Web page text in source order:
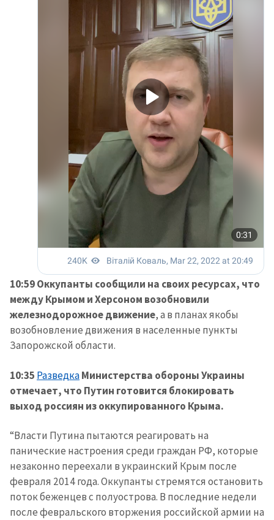
10:59 Оккупанты сообщили на своих ресурсах, что
между Крымом и Херсоном возобновили
железнодорожное движение, а в планах якобы
возобновление движения в населенные пункты
Запорожской области.
10:35 РазведкаМинистерства обороны Украины
отмечает, что Путин готовится блокировать
выход россиян из оккупированного Крыма.
“Власти Путина пытаются реагировать на
панические настроения среди граждан РФ, которые
незаконно переехали в украинский Крым после
февраля 2014 года. Оккупанты стремятся остановить
поток беженцев с полуострова. В последние недели
после февральского вторжения российской армии на